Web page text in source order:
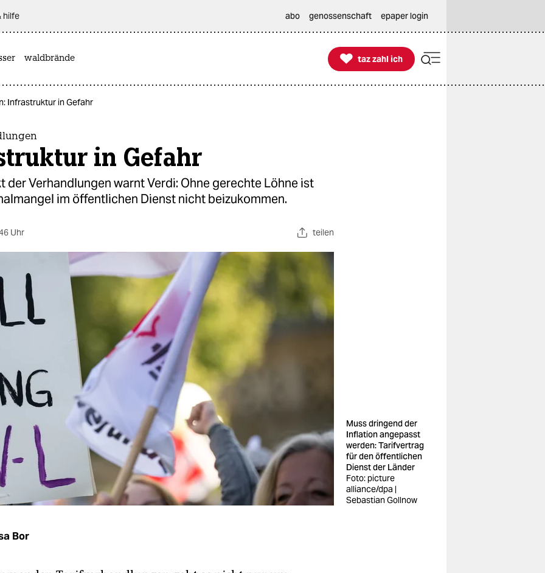
hilfe abo genossenschaft epaper login
waldbrände 
taz zahl ich
taz zahl ich
Infrastruktur in Gefahr
in Gefahr
der Verhandlungen warnt Verdi: Ohne gerechte Löhne ist
im öffentlichen Dienst nicht beizukommen.
Uhr teilen
Muss dringend der
Inflation angepasst
werden: Tarifvertrag
für den öffentlichen
Dienst der Länder
Foto: picture
alliance/dpa |
Sebastian Gollnow
Bor